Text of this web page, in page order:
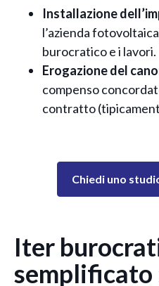
Installazione
l’azienda
burocratico e i lavori.
Erogazione del
compenso
contratto
Chiedi uno
Iter
semplificato